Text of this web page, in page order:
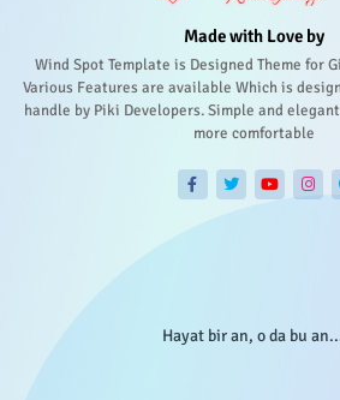
Made with Love by
Wind Spot Template is Designed Theme for
Various Features are available Which is
handle by Piki Developers. Simple and
more comfortable
Hayat bir an, o da bu